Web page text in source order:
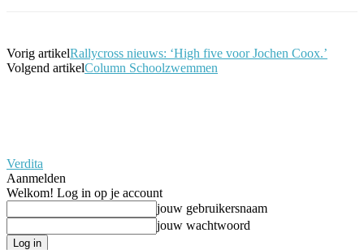
Vorig artikelRallycross nieuws: ‘High five voor Jochen Coox.’
Volgend artikelColumn Schoolzwemmen
Verdita
Aanmelden
Welkom! Log in op je account
jouw gebruikersnaam
jouw wachtwoord